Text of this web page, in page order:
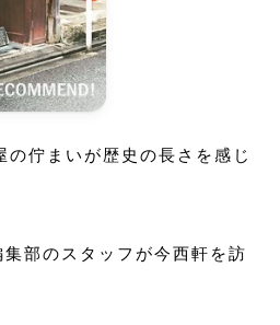
佇まいが歴史の長さを感じ
部のスタッフが今西軒を訪